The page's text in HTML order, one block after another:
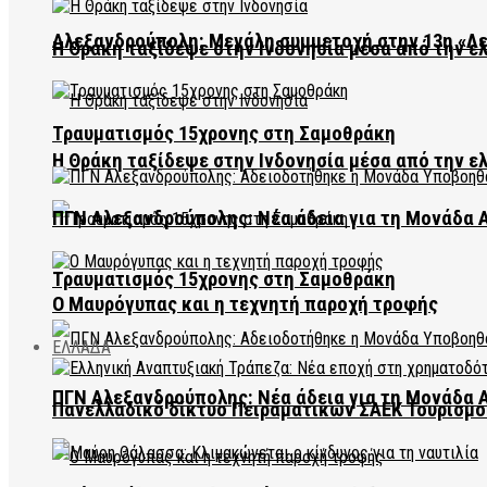
Αλεξανδρούπολη: Μεγάλη συμμετοχή στην 13η
Η Θράκη ταξίδεψε στην Ινδονησία μέσα από την
Τραυματισμός 15χρονης στη Σαμοθράκη
ΠΓΝ Αλεξανδρούπολης: Νέα άδεια για τη Μονάδα
Η Θράκη ταξίδεψε στην Ινδονησία μέσα από την
Τραυματισμός 15χρονης στη Σαμοθράκη
ΠΓΝ Αλεξανδρούπολης: Νέα άδεια για τη Μονάδα
Ο Μαυρόγυπας και η τεχνητή παροχή τροφής
ΕΛΛΑΔΑ
Πανελλαδικό δίκτυο Πειραματικών ΣΑΕΚ